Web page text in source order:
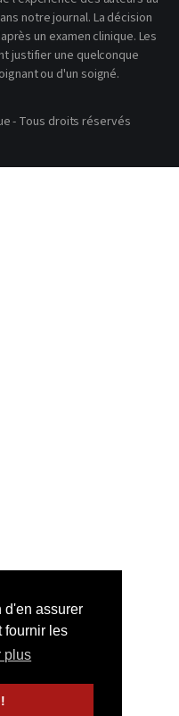
d'en assurer
fournir les
plus
notre journal. La décision
un examen clinique. Les
justifier une quelconque
ou d'un soigné.
- Tous droits réservés